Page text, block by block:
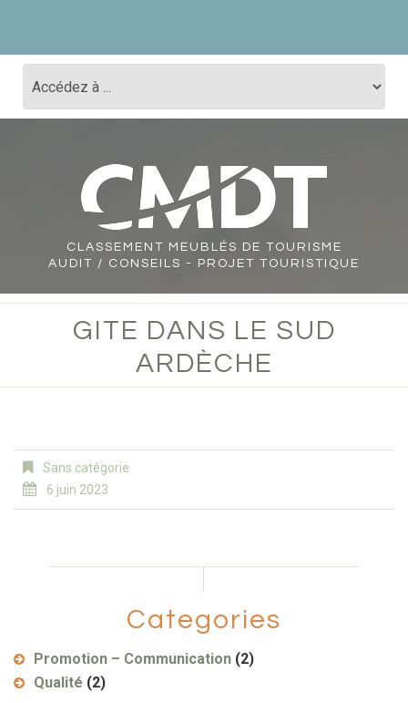
CLASSEMENT
MEUBLÉS DE TOURISME
AUDIT / CONSEILS - PROJET TOURISTIQUE
GITE DANS LE SUD
ARDÈCHE
Sans catégorie
6 juin 2023
Categories
Promotion – Communication (2)
Qualité (2)